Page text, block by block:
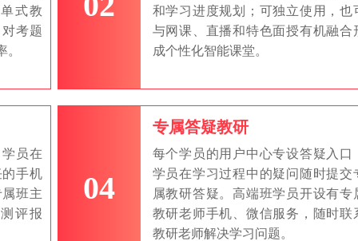
式教
考题
和学习进度规划；可独立使用，也
与网课、直播和特色面授有机融合
成个性化智能课堂。
员在
手机
班主
评报
04
专属答疑教研
每个学员的用户中心专设答疑入口
学员在学习过程中的疑问随时提交
属教研答疑。高端班学员开设有专
教研老师手机、微信服务，随时联
教研老师解决学习问题。